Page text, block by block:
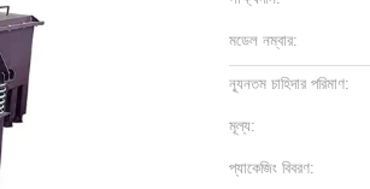
মডেল নম্বার:
ন্যূনতম চাহিদার পরিমাণ:
মূল্য:
প্যাকেজিং বিবরণ: